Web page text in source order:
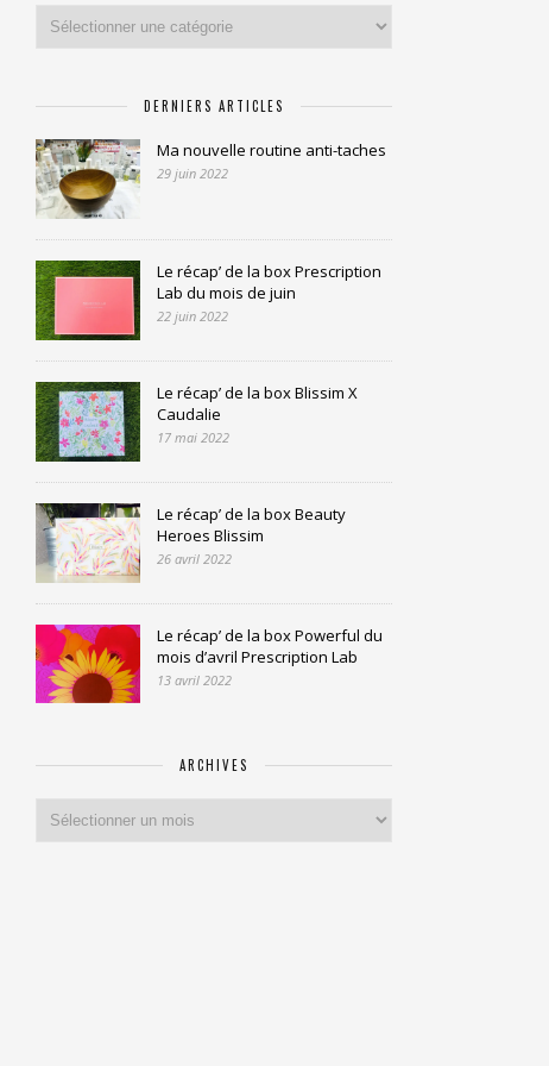
DERNIERS ARTICLES
Ma nouvelle routine anti-taches
29 juin 2022
Le récap’ de la box Prescription
Lab du mois de juin
22 juin 2022
Le récap’ de la box Blissim X
Caudalie
17 mai 2022
Le récap’ de la box Beauty
Heroes Blissim
26 avril 2022
Le récap’ de la box Powerful du
mois d’avril Prescription Lab
13 avril 2022
ARCHIVES